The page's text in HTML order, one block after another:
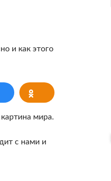
мира.
с нами и